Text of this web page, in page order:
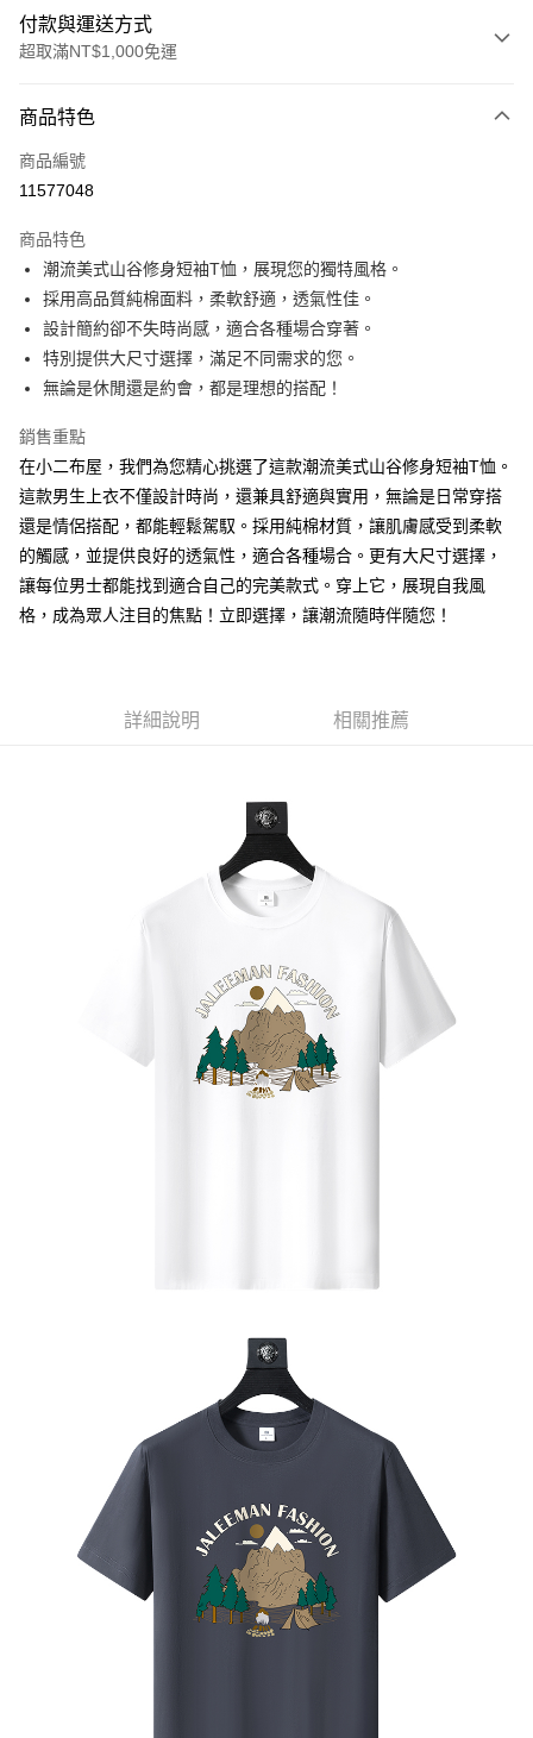
付款與運送方式
超取滿NT$1,000免運
信用卡一次付款
超商取貨付款
Apple Pay
街口支付
Google Pay
ATM付款
全家付款取貨
每筆NT$60，滿NT$1,000(含以上)免運費
付款後全家取貨
付款後7-11取貨
每筆NT$120，滿NT$1,200(含以上)免運費
商品特色
商品編號
11577048
商品特色
潮流美式山谷修身短袖T恤，展現您的獨特風格。
採用高品質純棉面料，柔軟舒適，透氣性佳。
設計簡約卻不失時尚感，適合各種場合穿著。
特別提供大尺寸選擇，滿足不同需求的您。
無論是休閒還是約會，都是理想的搭配！
銷售重點
在小二布屋，我們為您精心挑選了這款潮流美式山谷修身短袖T恤。
這款男生上衣不僅設計時尚，還兼具舒適與實用，無論是日常穿搭
還是情侶搭配，都能輕鬆駕馭。採用純棉材質，讓肌膚感受到柔軟
的觸感，並提供良好的透氣性，適合各種場合。更有大尺寸選擇，
讓每位男士都能找到適合自己的完美款式。穿上它，展現自我風
格，成為眾人注目的焦點！立即選擇，讓潮流隨時伴隨您！
詳細說明 相關推薦